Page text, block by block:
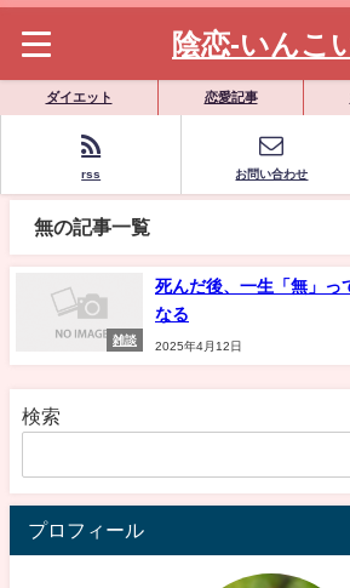
陰恋-いんこ
ダイエット 恋愛記事
rss お問い合わせ
無の記事一覧
雑談
死んだ後、一生「無」っ
なる
2025年4月12日
検索
プロフィール